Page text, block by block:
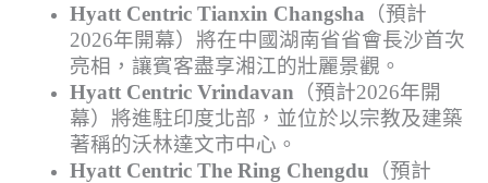
Hyatt Centric Tianxin Changsha （預計
2026年開幕）將在中國湖南省省會長沙首次
亮相，讓賓客盡享湘江的壯麗景觀。
Hyatt Centric Vrindavan （預計2026年開
幕）將進駐印度北部，並位於以宗教及建築
著稱的沃林達文市中心。
Hyatt Centric The Ring Chengdu （預計